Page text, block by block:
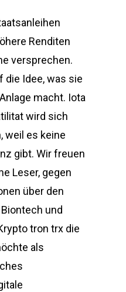
Renditen
versprechen.
die Idee, was sie
macht. Iota
wird sich
weil es keine
gibt. Wir freuen
Leser, gegen
über den
und
tron trx die
als